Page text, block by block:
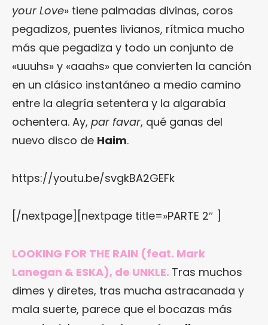
your Love» tiene palmadas divinas, coros
pegadizos, puentes livianos, rítmica mucho
más que pegadiza y todo un conjunto de
«uuuhs» y «aaahs» que convierten la canción
en un clásico instantáneo a medio camino
entre la alegría setentera y la algarabía
ochentera. Ay, par favar, qué ganas del
nuevo disco de Haim.
https://youtu.be/svgkBA2GEFk
[/nextpage][nextpage title=»PARTE 2″ ]
LOOKING FOR THE RAIN (feat. Mark
Lanegan & ESKA), de UNKLE. Tras muchos
dimes y diretes, tras mucha astracanada y
mala suerte, parece que el bocazas más